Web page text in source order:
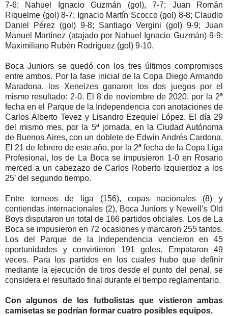
7-6; Nahuel Ignacio Guzmán (gol), 7-7; Juan Román
Riquelme (gol) 8-7; Ignacio Martín Scocco (gol) 8-8; Claudio
Daniel Pérez (gol) 9-8; Santiago Vergini (gol) 9-9; Juan
Manuel Martínez (atajado por Nahuel Ignacio Guzmán) 9-9;
Maximiliano Rubén Rodríguez (gol) 9-10.
Boca Juniors se quedó con los tres últimos compromisos
entre ambos. Por la fase inicial de la Copa Diego Armando
Maradona, los Xeneizes ganaron los dos juegos por el
mismo resultado: 2-0. El 8 de noviembre de 2020, por la 2ª
fecha en el Parque de la Independencia con anotaciones de
Carlos Alberto Tevez y Lisandro Ezequiel López. El día 29
del mismo mes, por la 5ª jornada, en la Ciudad Autónoma
de Buenos Aires, con un doblete de Edwin Andrés Cardona.
El 21 de febrero de este año, por la 2ª fecha de la Copa Liga
Profesional, los de La Boca se impusieron 1-0 en Rosario
merced a un cabezazo de Carlos Roberto Izquierdoz a los
25’ del segundo tiempo.
Entre torneos de liga (156), copas nacionales (8) y
contiendas internacionales (2), Boca Juniors y Newell’s Old
Boys disputaron un total de 166 partidos oficiales. Los de La
Boca se impusieron en 72 ocasiones y marcaron 255 tantos.
Los del Parque de la Independencia vencieron en 45
oportunidades y convirtieron 191 goles. Empataron 49
veces. Para los partidos en los cuales hubo que definir
mediante la ejecución de tiros desde el punto del penal, se
considera el resultado final durante el tiempo reglamentario.
Con algunos de los futbolistas que vistieron ambas
camisetas se podrían formar cuatro posibles equipos.